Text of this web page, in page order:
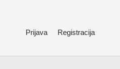
Prijava Registracija